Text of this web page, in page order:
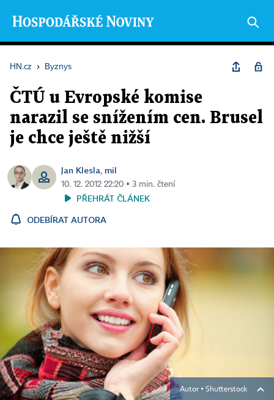
HN.cz › Byznys
ČTÚ u Evropské komise
narazil se snížením cen. Brusel
je chce ještě nižší
Jan Klesla, mil
10. 12. 2012 22:20 ▪ 3 min. čtení
PŘEHRÁT ČLÁNEK
ODEBÍRAT AUTORA
Autor ▪ Shutterstock